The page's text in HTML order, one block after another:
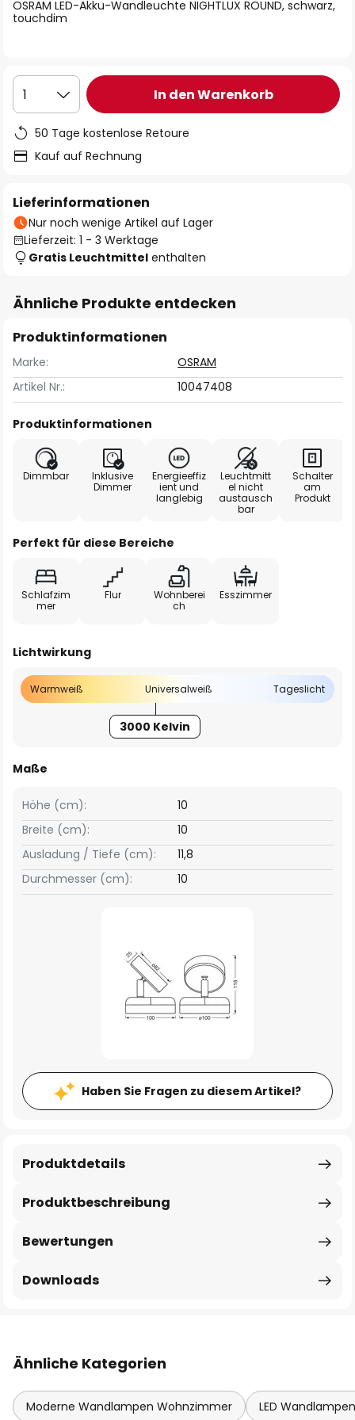
OSRAM LED-Akku-Wandleuchte NIGHTLUX ROUND, schwarz,
touchdim
1 In den Warenkorb
50 Tage kostenlose Retoure
Kauf auf Rechnung
Lieferinformationen
Nur noch wenige Artikel auf Lager
Lieferzeit: 1 - 3 Werktage
Gratis Leuchtmittel enthalten
Ähnliche Produkte entdecken
Produktinformationen
Marke:
OSRAM
Artikel Nr.:
10047408
Produktinformationen
Dimmbar
Inklusive
Dimmer
Energieeffiz
ient und
langlebig
Leuchtmitt
el nicht
austausch
bar
Schalter
am
Produkt
Perfekt für diese Bereiche
Schlafzim
mer
Flur
Wohnberei
ch
Esszimmer
Lichtwirkung
Warmweiß Universalweiß Tageslicht
3000 Kelvin
Maße
Breite (cm): 10
Höhe (cm): 10
Ausladung / Tiefe (cm):
11,8
Durchmesser (cm):
10
Haben Sie Fragen zu diesem Artikel?
Produktbeschreibung
Produktdetails
Bewertungen
Downloads
Ähnliche Kategorien
Moderne Wandlampen Wohnzimmer LED